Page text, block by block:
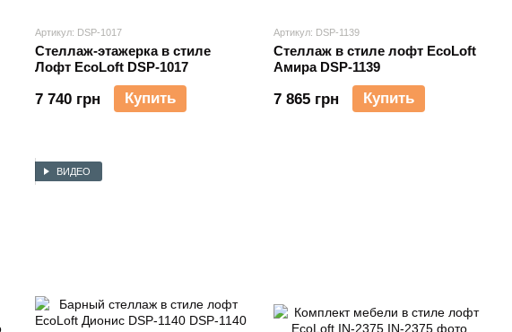
Артикул: DSP-1017
Стеллаж-этажерка в стиле
Лофт EcoLoft DSP-1017
7 740 грн Купить
Артикул: DSP-1139
Стеллаж в стиле лофт EcoLoft
Амира DSP-1139
7 865 грн Купить
ВИДЕО